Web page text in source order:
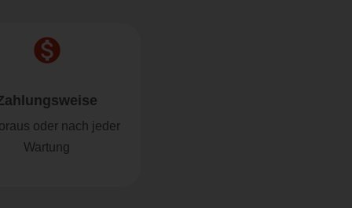
oder nach jeder
Wartung